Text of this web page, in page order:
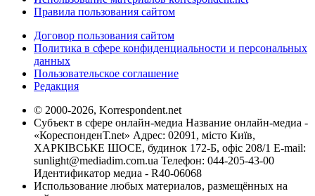
Правила пользования сайтом
Договор пользования сайтом
Политика в сфере конфиденциальности и персональных
данных
Пользовательское соглашение
Редакция
© 2000-2026, Korrespondent.net
Субъект в сфере онлайн-медиа Название онлайн-медиа -
«КореспонденТ.net» Адрес: 02091, місто Київ,
ХАРКІВСЬКЕ ШОСЕ, будинок 172-Б, офіс 208/1 E-mail:
sunlight@mediadim.com.ua Телефон: 044-205-43-00
Идентификатор медиа - R40-06068
Использование любых материалов, размещённых на